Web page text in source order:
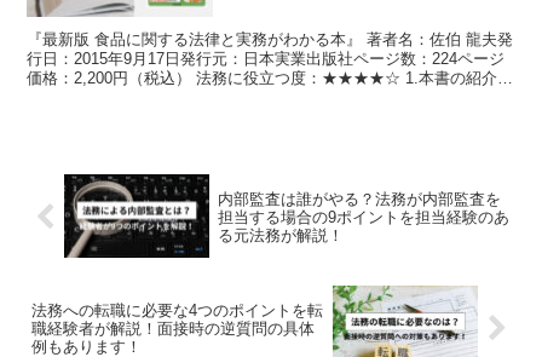
『最新版 食品に関する法律と実務がわかる本』 著者名：佐伯 龍夫発
行日：2015年9月17日発行元：日本実業出版社ページ数：224ページ
価格：2,200円（税込） 法務に役立つ度：★★★★☆ 1.本書の紹介
内部監査は誰がやる？法務が内部監査を
担当する場合の9ポイントを担当経験のあ
る元法務が解説！
法務への転職に必要な4つのポイントを転
職経験者が解説！面接時の逆質問の具体
例もあります！